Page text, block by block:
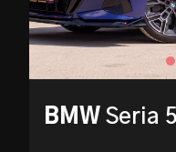
BMW Seria 5